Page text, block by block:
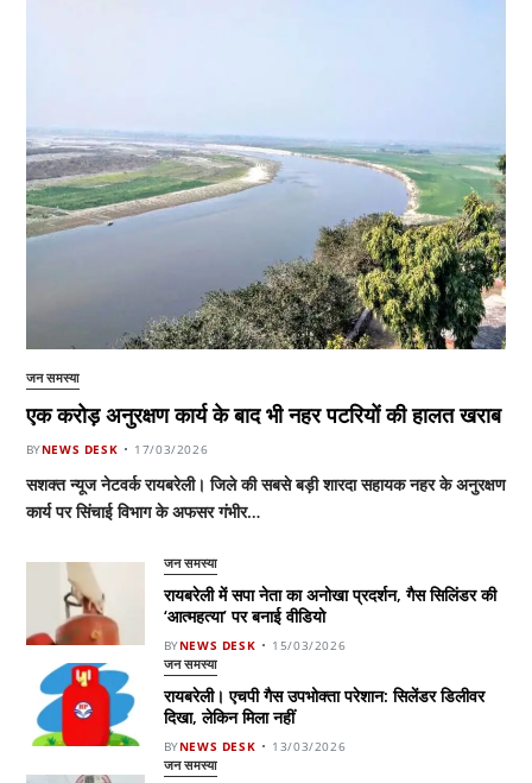
जन समस्या
एक करोड़ अनुरक्षण कार्य के बाद भी नहर पटरियों की हालत खराब
BYNEWS DESK 17/03/2026
सशक्त न्यूज नेटवर्क रायबरेली। जिले की सबसे बड़ी शारदा सहायक नहर के अनुरक्षण
कार्य पर सिंचाई विभाग के अफसर गंभीर…
जन समस्या
रायबरेली में सपा नेता का अनोखा प्रदर्शन, गैस सिलिंडर की
‘आत्महत्या’ पर बनाई वीडियो
BYNEWS DESK 15/03/2026
जन समस्या
रायबरेली। एचपी गैस उपभोक्ता परेशान: सिलेंडर डिलीवर
दिखा, लेकिन मिला नहीं
BYNEWS DESK 13/03/2026
जन समस्या